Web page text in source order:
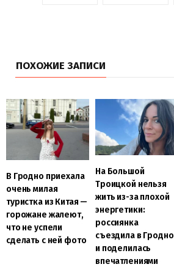
ПОХОЖИЕ ЗАПИСИ
В Гродно приехала
очень милая
туристка из Китая —
горожане жалеют,
что не успели
сделать с ней фото
На Большой
Троицкой нельзя
жить из-за плохой
энергетики:
россиянка
съездила в Гродно
и поделилась
впечатлениями